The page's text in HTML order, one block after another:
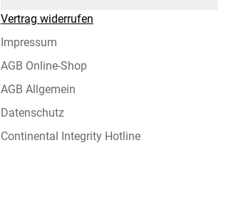
Vertrag widerrufen
Impressum
AGB Online-Shop
AGB Allgemein
Datenschutz
Continental Integrity Hotline